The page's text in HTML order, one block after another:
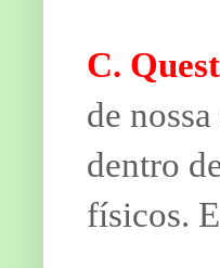
C.
de
dentro
físicos.